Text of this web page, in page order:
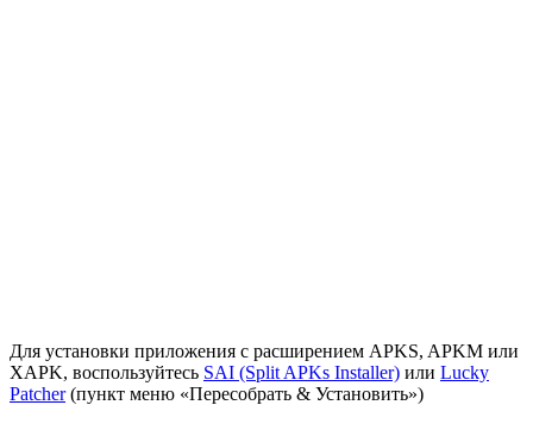
Для установки приложения с расширением APKS, APKM или
XAPK, воспользуйтесь SAI (Split APKs Installer) или Lucky
Patcher(пункт меню «Пересобрать & Установить»)